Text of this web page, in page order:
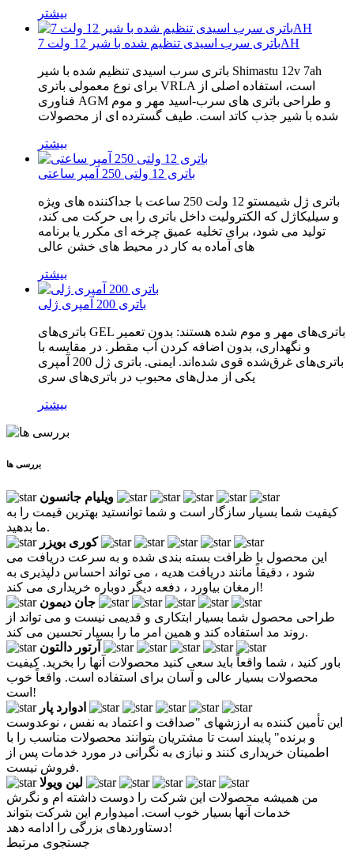
بیشتر
باتری سرب اسیدی تنظیم شده با شیر 12 ولت 7AH
باتری سرب اسیدی تنظیم شده با شیر Shimastu 12v 7ah
برای نوع معمولی باتری VRLA است، استفاده اصلی از
فناوری AGM و طراحی باتری های سرب-اسید مهر و موم
شده با شیر جذب کاتد است. طیف گسترده ای از محصولات
بیشتر
باتری 12 ولتی 250 آمپر ساعتی
باتری ژل شیمستو 12 ولت 250 ساعت با جداکننده های ویژه
و سیلیکاژل که الکترولیت داخل باتری را بی حرکت می کند،
تولید می شود، برای تخلیه عمیق چرخه ای مکرر یا برنامه
های آماده به کار در محیط های خشن عالی
بیشتر
باتری 200 آمپری ژلی
باتری‌های GEL باتری‌های مهر و موم شده هستند: بدون تعمیر
و نگهداری، بدون اضافه کردن آب مقطر. در مقایسه با
باتری‌های غرق‌شده قوی شده‌اند. ایمنی. باتری ژل 200 آمپری
یکی از مدل‌های محبوب در باتری‌های سری
بیشتر
بررسی ها
ویلیام جانسون
کیفیت شما بسیار سازگار است و شما توانستید بهترین قیمت را به
ما بدهید.
کوری بویزر
این محصول با ظرافت بسته بندی شده و به سرعت دریافت می
شود ، دقیقاً مانند دریافت هدیه ، می تواند احساس دلپذیری به
ارمغان بیاورد ، دفعه دیگر دوباره خریداری می کند!
جان دیمون
طراحی محصول شما بسیار ابتکاری و قدیمی نیست و می تواند از
روند مد استفاده کند و همین امر ما را بسیار تحسین می کند.
آرتور دالتون
باور کنید ، شما واقعاً باید سعی کنید محصولات آنها را بخرید. کیفیت
محصولات بسیار عالی و آسان برای استفاده است. واقعاً خوب
است!
ادوارد پار
این تأمین کننده به ارزشهای "صداقت و اعتماد به نفس ، نوعدوست
و برنده" پایبند است تا مشتریان بتوانند محصولات مناسب را با
اطمینان خریداری کنند و نیازی به نگرانی در مورد خدمات پس از
فروش نیست.
لین ویولا
من همیشه محصولات این شرکت را دوست داشته ام و نگرش
خدمات آنها بسیار خوب است. امیدوارم این شرکت بتواند
دستاوردهای بزرگی را ادامه دهد!
جستجوی مرتبط